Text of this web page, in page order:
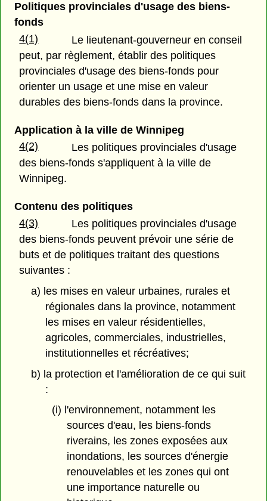
Politiques provinciales d'usage des biens-
fonds
4(1)
Le lieutenant-gouverneur en conseil
peut, par règlement, établir des politiques
provinciales d'usage des biens-fonds pour
orienter un usage et une mise en valeur
durables des biens-fonds dans la province.
Application à la ville de Winnipeg
4(2)
Les politiques provinciales d'usage
des biens-fonds s'appliquent à la ville de
Winnipeg.
Contenu des politiques
4(3)
Les politiques provinciales d'usage
des biens-fonds peuvent prévoir une série de
buts et de politiques traitant des questions
suivantes :
a) les mises en valeur urbaines, rurales et
régionales dans la province, notamment
les mises en valeur résidentielles,
agricoles, commerciales, industrielles,
institutionnelles et récréatives;
b) la protection et l'amélioration de ce qui suit
:
(i) l'environnement, notamment les
sources d'eau, les biens-fonds
riverains, les zones exposées aux
inondations, les sources d'énergie
renouvelables et les zones qui ont
une importance naturelle ou